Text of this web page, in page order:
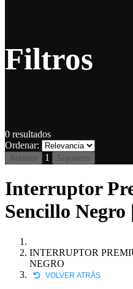
Filtros
0 resultados
Ordenar:
Anterior 1 Siguiente
Interruptor
Sencillo
INTERRUPTOR
NEGRO
VOLVER ATRÁS